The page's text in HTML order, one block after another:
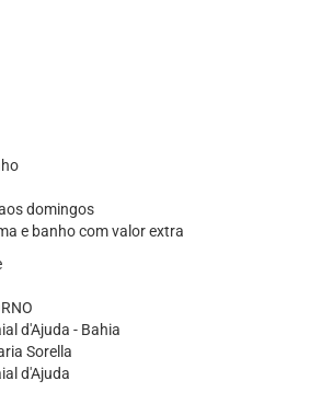
domingos
e banho com valor extra
d'Ajuda - Bahia
Sorella
d'Ajuda